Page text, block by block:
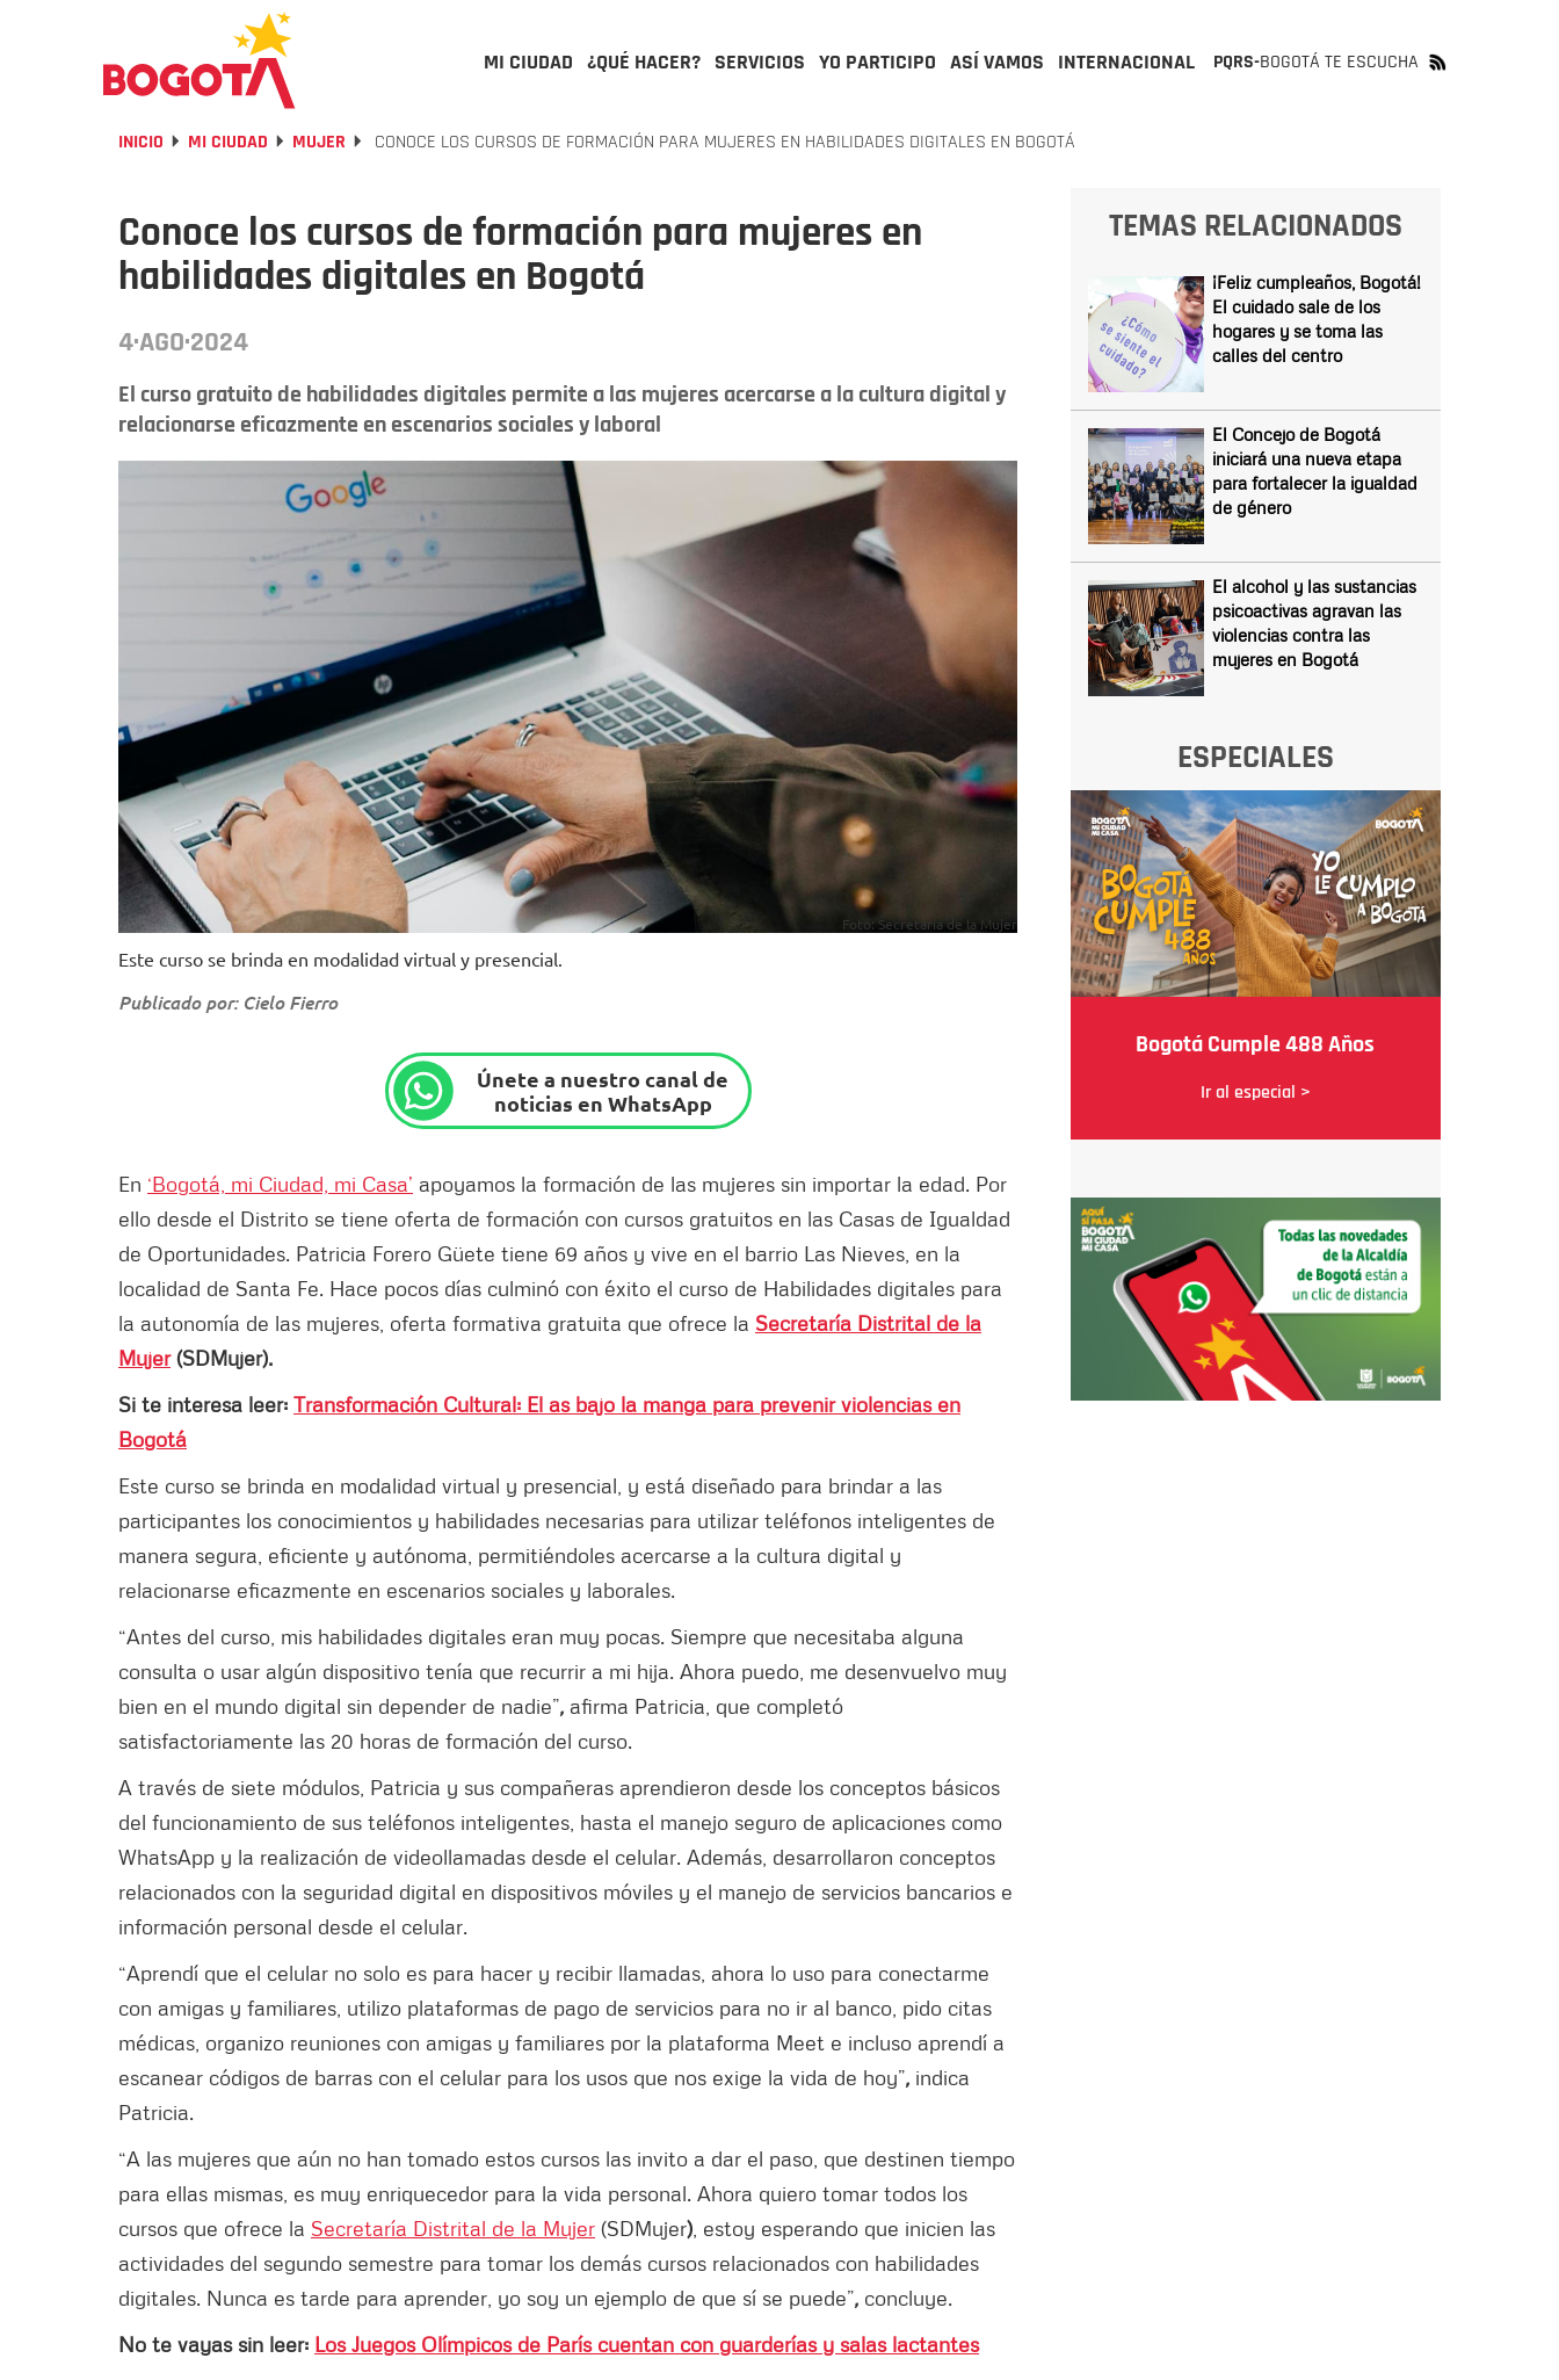
MI CIUDAD ¿QUÉ HACER? SERVICIOS YO PARTICIPO ASÍ VAMOS INTERNACIONAL PQRS-BOGOTÁ TE ESCUCHA
INICIO MI CIUDAD MUJER CONOCE LOS CURSOS DE FORMACIÓN PARA MUJERES EN HABILIDADES DIGITALES EN BOGOTÁ
Conoce los cursos de formación para mujeres en
habilidades digitales en Bogotá
4·AGO·2024
El curso gratuito de habilidades digitales permite a las mujeres acercarse a la cultura digital y
relacionarse eficazmente en escenarios sociales y laboral
Foto: Secretaría de la Mujer
Este curso se brinda en modalidad virtual y presencial.
Publicado por: Cielo Fierro
Únete a nuestro canal de
noticias en WhatsApp
En ‘Bogotá, mi Ciudad, mi Casa’ apoyamos la formación de las mujeres sin importar la edad. Por
ello desde el Distrito se tiene oferta de formación con cursos gratuitos en las Casas de Igualdad
de Oportunidades. Patricia Forero Güete tiene 69 años y vive en el barrio Las Nieves, en la
localidad de Santa Fe. Hace pocos días culminó con éxito el curso de Habilidades digitales para
la autonomía de las mujeres, oferta formativa gratuita que ofrece la Secretaría Distrital de la
Mujer(SDMujer).
Si te interesa leer: Transformación Cultural: El as bajo la manga para prevenir violencias en
Bogotá
Este curso se brinda en modalidad virtual y presencial, y está diseñado para brindar a las
participantes los conocimientos y habilidades necesarias para utilizar teléfonos inteligentes de
manera segura, eficiente y autónoma, permitiéndoles acercarse a la cultura digital y
relacionarse eficazmente en escenarios sociales y laborales.
“Antes del curso, mis habilidades digitales eran muy pocas. Siempre que necesitaba alguna
consulta o usar algún dispositivo tenía que recurrir a mi hija. Ahora puedo, me desenvuelvo muy
bien en el mundo digital sin depender de nadie”, afirma Patricia, que completó
satisfactoriamente las 20 horas de formación del curso.
A través de siete módulos, Patricia y sus compañeras aprendieron desde los conceptos básicos
del funcionamiento de sus teléfonos inteligentes, hasta el manejo seguro de aplicaciones como
WhatsApp y la realización de videollamadas desde el celular. Además, desarrollaron conceptos
relacionados con la seguridad digital en dispositivos móviles y el manejo de servicios bancarios e
información personal desde el celular.
“Aprendí que el celular no solo es para hacer y recibir llamadas, ahora lo uso para conectarme
con amigas y familiares, utilizo plataformas de pago de servicios para no ir al banco, pido citas
médicas, organizo reuniones con amigas y familiares por la plataforma Meet e incluso aprendí a
escanear códigos de barras con el celular para los usos que nos exige la vida de hoy”, indica
Patricia.
“A las mujeres que aún no han tomado estos cursos las invito a dar el paso, que destinen tiempo
para ellas mismas, es muy enriquecedor para la vida personal. Ahora quiero tomar todos los
cursos que ofrece la Secretaría Distrital de la Mujer (SDMujer) , estoy esperando que inicien las
actividades del segundo semestre para tomar los demás cursos relacionados con habilidades
digitales. Nunca es tarde para aprender, yo soy un ejemplo de que sí se puede”, concluye.
No te vayas sin leer: Los Juegos Olímpicos de París cuentan con guarderías y salas lactantes
TEMAS RELACIONADOS
¡Feliz cumpleaños, Bogotá!
El cuidado sale de los
hogares y se toma las
calles del centro
El Concejo de Bogotá
iniciará una nueva etapa
para fortalecer la igualdad
de género
El alcohol y las sustancias
psicoactivas agravan las
violencias contra las
mujeres en Bogotá
ESPECIALES
Bogotá Cumple 488 Años
Ir al especial >